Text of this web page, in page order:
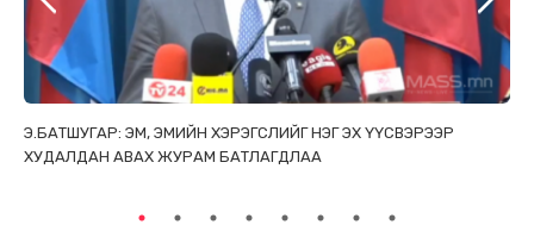
Э.БАТШУГАР: ЭМ, ЭМИЙН ХЭРЭГСЛИЙГ НЭГ ЭХ ҮҮСВЭРЭЭР
ХУДАЛДАН АВАХ ЖУРАМ БАТЛАГДЛАА